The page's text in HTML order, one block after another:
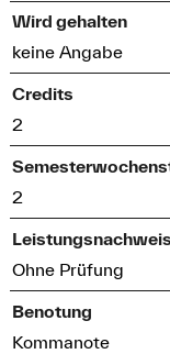
Wird gehalten
keine Angabe
Credits
2
2
Ohne Prüfung
Benotung
Kommanote